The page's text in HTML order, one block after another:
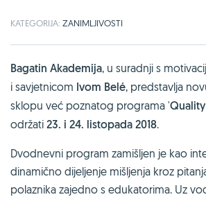
KATEGORIJA: ZANIMLJIVOSTI
Bagatin Akademija, u suradnji s
i savjetnicom Ivom Belé, predstavlja
sklopu već poznatog programa '
održati 23. i 24. listopada 2018.
Dvodnevni program zamišljen je kao
dinamično dijeljenje mišljenja kroz
polaznika zajedno s edukatorima. Uz